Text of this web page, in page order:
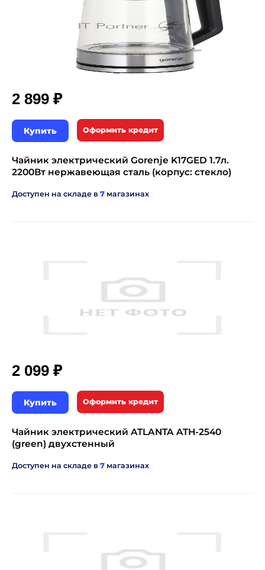
2 899 ₽
Купить Оформить кредит
Чайник электрический Gorenje K17GED 1.7л.
2200Вт нержавеющая сталь (корпус: стекло)
Доступен на складе в 7 магазинах
2 099 ₽
Купить Оформить кредит
Чайник электрический ATLANTA ATH-2540
(green) двухстенный
Доступен на складе в 7 магазинах